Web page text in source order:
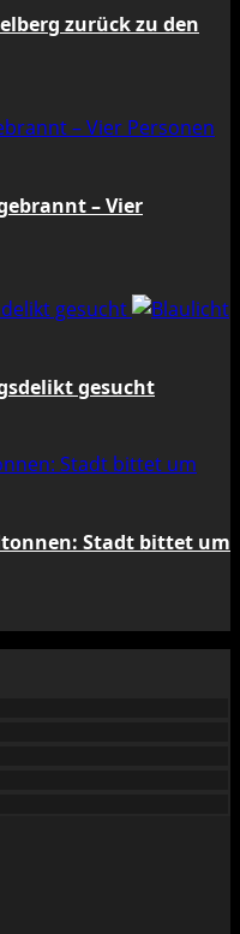
zurück zu den
– Vier Personen
– Vier
gesucht
gesucht
Stadt bittet um
Stadt bittet um